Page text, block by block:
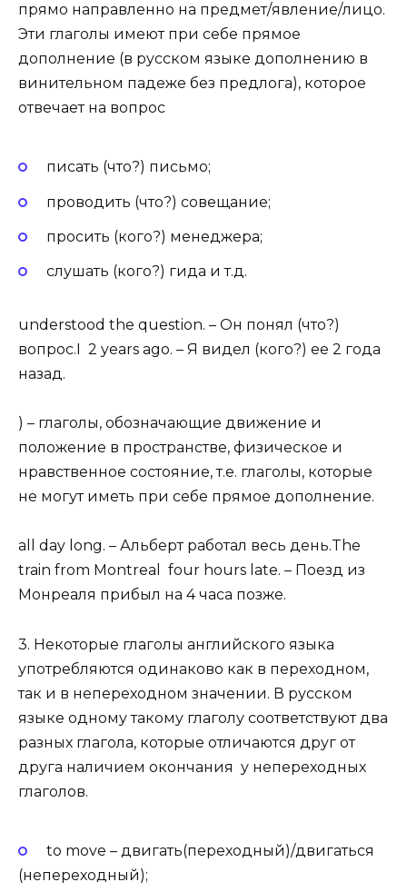
прямо направленно на предмет/явление/лицо.
Эти глаголы имеют при себе прямое
дополнение (в русском языке дополнению в
винительном падеже без предлога), которое
отвечает на вопрос
писать (что?) письмо;
проводить (что?) совещание;
просить (кого?) менеджера;
слушать (кого?) гида и т.д.
understood the question. – Он понял (что?)
вопрос.I 2 years ago. – Я видел (кого?) ее 2 года
назад.
) – глаголы, обозначающие движение и
положение в пространстве, физическое и
нравственное состояние, т.е. глаголы, которые
не могут иметь при себе прямое дополнение.
all day long. – Альберт работал весь день.The
train from Montreal four hours late. – Поезд из
Монреаля прибыл на 4 часа позже.
3. Некоторые глаголы английского языка
употребляются одинаково как в переходном,
так и в непереходном значении. В русском
языке одному такому глаголу соответствуют два
разных глагола, которые отличаются друг от
друга наличием окончания у непереходных
глаголов.
to move – двигать(переходный)/двигаться
(непереходный);